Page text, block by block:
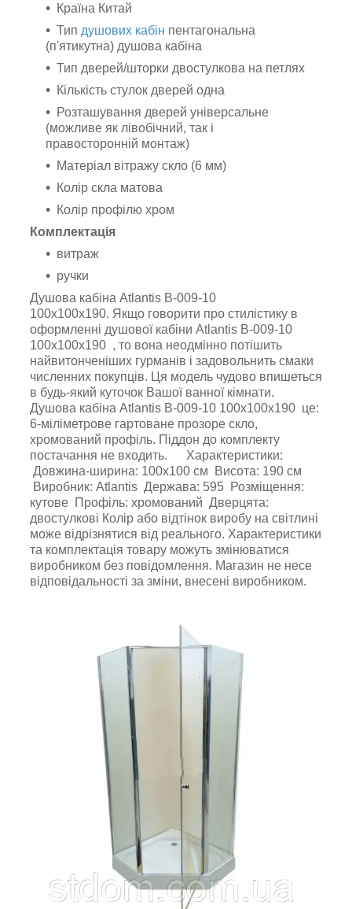
Країна Китай
Тип душових кабін пентагональна
(п'ятикутна) душова кабіна
Тип дверей/шторки двостулкова на петлях
Кількість стулок дверей одна
Розташування дверей універсальне
(можливе як лівобічний, так і
правосторонній монтаж)
Матеріал вітражу скло (6 мм)
Колір скла матова
Колір профілю хром
Комплектація
витраж
ручки
Душова кабіна Atlantis B-009-10
100х100х190. Якщо говорити про стилістику в
оформленні душової кабіни Atlantis B-009-10
100х100х190 , то вона неодмінно потішить
найвитонченіших гурманів і задовольнить смаки
численних покупців. Ця модель чудово впишеться
в будь-який куточок Вашої ванної кімнати.
Душова кабіна Atlantis B-009-10 100х100х190 це:
6-міліметрове гартоване прозоре скло,
хромований профіль. Піддон до комплекту
постачання не входить. Характеристики:
Довжина-ширина: 100х100 см Висота: 190 см
Виробник: Atlantis Держава: 595 Розміщення:
кутове Профіль: хромований Дверцята:
двостулкові Колір або відтінок виробу на світлині
може відрізнятися від реального. Характеристики
та комплектація товару можуть змінюватися
виробником без повідомлення. Магазин не несе
відповідальності за зміни, внесені виробником.